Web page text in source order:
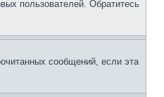
пользователей. Обратитесь
сообщений, если эта